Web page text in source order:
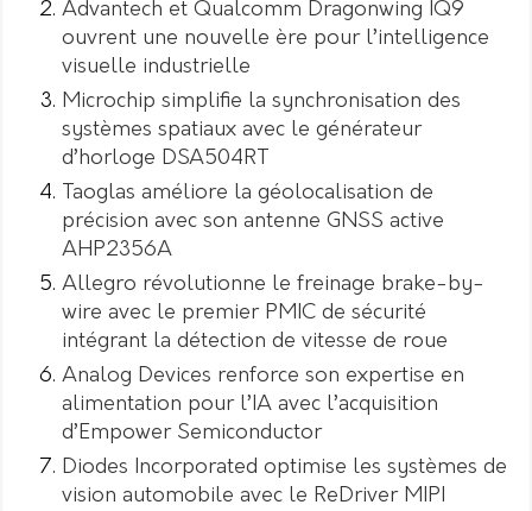
Advantech et Qualcomm Dragonwing IQ9
ouvrent une nouvelle ère pour l’intelligence
visuelle industrielle
Microchip simplifie la synchronisation des
systèmes spatiaux avec le générateur
d’horloge DSA504RT
Taoglas améliore la géolocalisation de
précision avec son antenne GNSS active
AHP2356A
Allegro révolutionne le freinage brake-by-
wire avec le premier PMIC de sécurité
intégrant la détection de vitesse de roue
Analog Devices renforce son expertise en
alimentation pour l’IA avec l’acquisition
d’Empower Semiconductor
Diodes Incorporated optimise les systèmes de
vision automobile avec le ReDriver MIPI